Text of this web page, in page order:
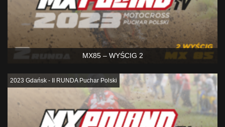
MX85 – WYŚCIG 2
2023 Gdańsk - II RUNDA Puchar Polski